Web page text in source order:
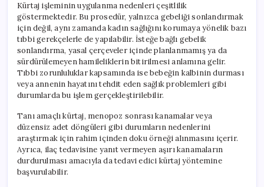
Kürtaj işleminin uygulanma nedenleri çeşitlilik
göstermektedir. Bu prosedür, yalnızca gebeliği sonlandırmak
için değil, aynı zamanda kadın sağlığını korumaya yönelik bazı
tıbbi gerekçelerle de yapılabilir. İsteğe bağlı gebelik
sonlandırma, yasal çerçeveler içinde planlanmamış ya da
sürdürülemeyen hamileliklerin bitirilmesi anlamına gelir.
Tıbbi zorunluluklar kapsamında ise bebeğin kalbinin durması
veya annenin hayatını tehdit eden sağlık problemleri gibi
durumlarda bu işlem gerçekleştirilebilir.
Tanı amaçlı kürtaj, menopoz sonrası kanamalar veya
düzensiz adet döngüleri gibi durumların nedenlerini
araştırmak için rahim içinden doku örneği alınmasını içerir.
Ayrıca, ilaç tedavisine yanıt vermeyen aşırı kanamaların
durdurulması amacıyla da tedavi edici kürtaj yöntemine
başvurulabilir.